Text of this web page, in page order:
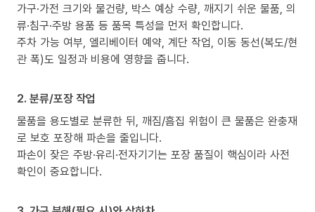
가구·가전 크기와 물건량, 박스 예상 수량, 깨지기 쉬운 물품, 의
류·침구·주방 용품 등 품목 특성을 먼저 확인합니다.
주차 가능 여부, 엘리베이터 예약, 계단 작업, 이동 동선(복도/현
관 폭)도 일정과 비용에 영향을 줍니다.
2. 분류/포장 작업
물품을 용도별로 분류한 뒤, 깨짐/흠집 위험이 큰 물품은 완충재
로 보호 포장해 파손을 줄입니다.
파손이 잦은 주방·유리·전자기기는 포장 품질이 핵심이라 사전
확인이 중요합니다.